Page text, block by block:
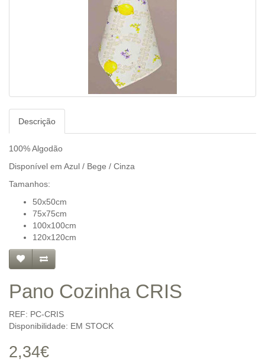
Descrição
100% Algodão
Disponível em Azul / Bege / Cinza
Tamanhos:
50x50cm
75x75cm
100x100cm
120x120cm
Pano Cozinha CRIS
REF: PC-CRIS
Disponibilidade: EM STOCK
2,34€